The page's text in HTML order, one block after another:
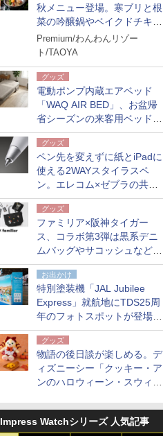
秋メニュー登場。寒ブリと根
菜の吟醸鍋やベイクドチキ
ン、ショコラ＆栗スイーツも
食べ放題に
Premium/わんわんリゾー
ト/TAOYA
グッズ
電動ポンプ内蔵エアベッド
「WAQ AIR BED」、お盆帰
省シーズンの来客用ベッドに
も。使用後は収納バッグでコ
ンパクトに保管
グッズ
ペン先を変えずに紙とiPadに
使える2WAYスタイラスペ
ン。エレコム×ゼブラの共同
開発
グッズ
ファミリア×阪神タイガー
ス、コラボ第3弾は黒系デニ
ムバッグやサコッシュなど6
点。8月21日オンラインスト
アで発売
お出かけ
特別塗装機「JAL Jubilee
Express」就航地にTDS25周
年のフォトスポットが登場。
10月末まで青森空港に
グッズ
物語の後日談が楽しめる。デ
ィズニーシー「クッキー・ア
ンのハロウィーン・スウィー
開
Impress Watchシリーズ 人気記事